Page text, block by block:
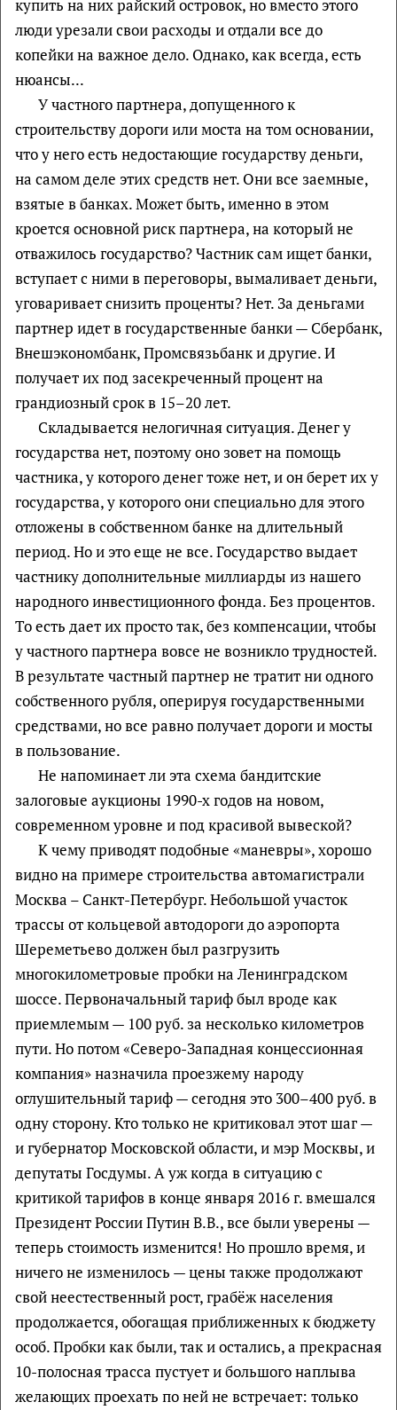
купить на них райский островок, но вместо этого
люди урезали свои расходы и отдали все до
копейки на важное дело. Однако, как всегда, есть
нюансы...
У частного партнера, допущенного к
строительству дороги или моста на том основании,
что у него есть недостающие государству деньги,
на самом деле этих средств нет. Они все заемные,
взятые в банках. Может быть, именно в этом
кроется основной риск партнера, на который не
отважилось государство? Частник сам ищет банки,
вступает с ними в переговоры, вымаливает деньги,
уговаривает снизить проценты? Нет. За деньгами
партнер идет в государственные банки — Сбербанк,
Внешэкономбанк, Промсвязьбанк и другие. И
получает их под засекреченный процент на
грандиозный срок в 15–20 лет.
Складывается нелогичная ситуация. Денег у
государства нет, поэтому оно зовет на помощь
частника, у которого денег тоже нет, и он берет их у
государства, у которого они специально для этого
отложены в собственном банке на длительный
период. Но и это еще не все. Государство выдает
частнику дополнительные миллиарды из нашего
народного инвестиционного фонда. Без процентов.
То есть дает их просто так, без компенсации, чтобы
у частного партнера вовсе не возникло трудностей.
В результате частный партнер не тратит ни одного
собственного рубля, оперируя государственными
средствами, но все равно получает дороги и мосты
в пользование.
Не напоминает ли эта схема бандитские
залоговые аукционы 1990-х годов на новом,
современном уровне и под красивой вывеской?
К чему приводят подобные «маневры», хорошо
видно на примере строительства автомагистрали
Москва – Санкт-Петербург. Небольшой участок
трассы от кольцевой автодороги до аэропорта
Шереметьево должен был разгрузить
многокилометровые пробки на Ленинградском
шоссе. Первоначальный тариф был вроде как
приемлемым — 100 руб. за несколько километров
пути. Но потом «Северо-Западная концессионная
компания» назначила проезжему народу
оглушительный тариф — сегодня это 300–400 руб. в
одну сторону. Кто только не критиковал этот шаг —
и губернатор Московской области, и мэр Москвы, и
депутаты Госдумы. А уж когда в ситуацию с
критикой тарифов в конце января 2016 г. вмешался
Президент России Путин В.В., все были уверены —
теперь стоимость изменится! Но прошло время, и
ничего не изменилось — цены также продолжают
свой неестественный рост, грабёж населения
продолжается, обогащая приближенных к бюджету
особ. Пробки как были, так и остались, а прекрасная
10-полосная трасса пустует и большого наплыва
желающих проехать по ней не встречает: только